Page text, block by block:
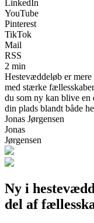
LinkedIn
YouTube
Pinterest
TikTok
Mail
RSS
2 min
Hestevæddeløb er
med stærke
du som ny kan blive
din plads blandt både
Jonas Jørgensen
Jonas
Jørgensen
Ny i
del af